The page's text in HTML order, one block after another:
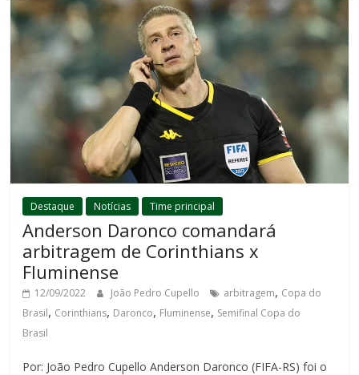
Destaque Notícias Time principal
Anderson Daronco comandará
arbitragem de Corinthians x
Fluminense
12/09/2022 João Pedro Cupello arbitragem, Copa do
Brasil, Corinthians, Daronco, Fluminense, Semifinal Copa do
Brasil
Por: João Pedro Cupello Anderson Daronco (FIFA-RS) foi o